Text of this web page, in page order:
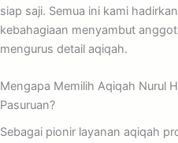
siap saji. Semua ini kami
kebahagiaan menyambut
mengurus detail aqiqah.
Mengapa Memilih Aqiqah Nurul
Pasuruan?
Sebagai pionir layanan aqiqah